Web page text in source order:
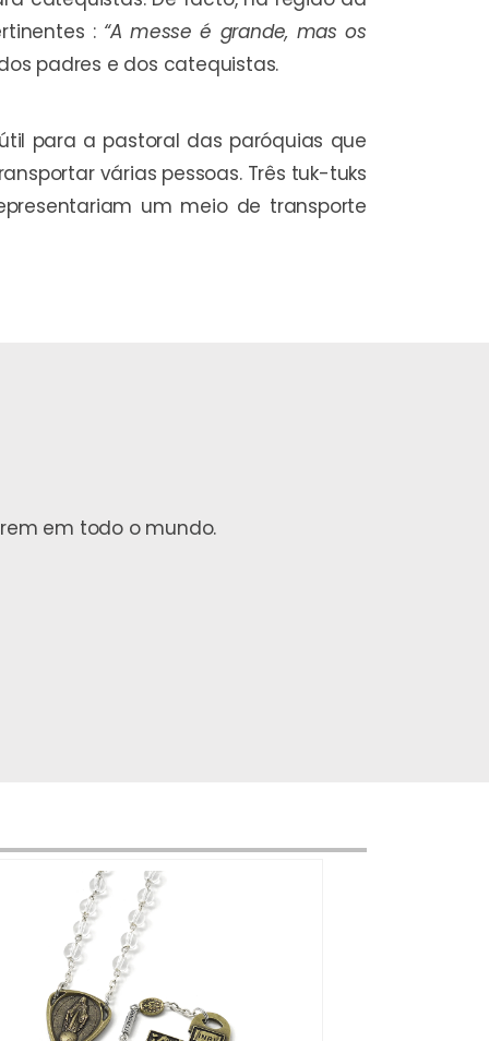
: “A messe é grande, mas os
padres e dos catequistas.
para a pastoral das paróquias que
várias pessoas. Três tuk-tuks
um meio de transporte
em todo o mundo.